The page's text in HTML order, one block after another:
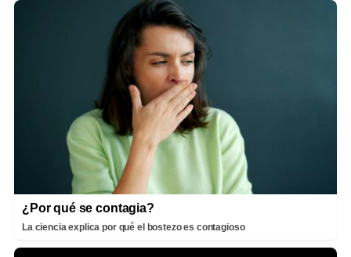
¿Por qué se contagia?
La ciencia explica por qué el bostezo es contagioso